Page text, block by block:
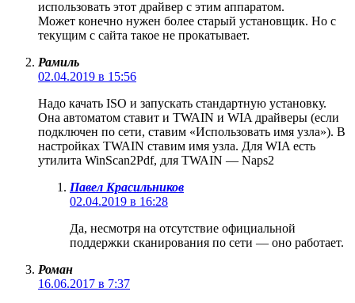
использовать этот драйвер с этим аппаратом.
Может конечно нужен более старый установщик. Но с
текущим с сайта такое не прокатывает.
Рамиль
02.04.2019 в 15:56
Надо качать ISO и запускать стандартную установку.
Она автоматом ставит и TWAIN и WIA драйверы (если
подключен по сети, ставим «Использовать имя узла»). В
настройках TWAIN ставим имя узла. Для WIA есть
утилита WinScan2Pdf, для TWAIN — Naps2
Павел Красильников
02.04.2019 в 16:28
Да, несмотря на отсутствие официальной
поддержки сканирования по сети — оно работает.
Роман
16.06.2017 в 7:37